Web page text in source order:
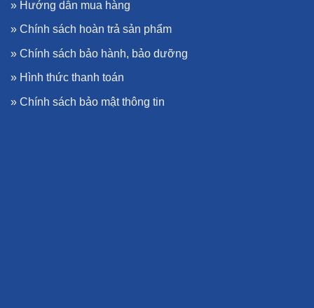
» Hướng dẫn mua hàng
» Chính sách hoàn trả sản phẩm
» Chính sách bảo hành, bảo dưỡng
» Hình thức thanh toán
» Chính sách bảo mật thông tin